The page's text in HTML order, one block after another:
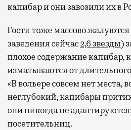
капибар и они завозили их в
Гости тоже массово
заведения сейчас2,6 звезды)
плохое содержание капибар,
изматываются от
«В вольере совсем нет места,
неглубокий, капибары
они никогда не
посетительниц.